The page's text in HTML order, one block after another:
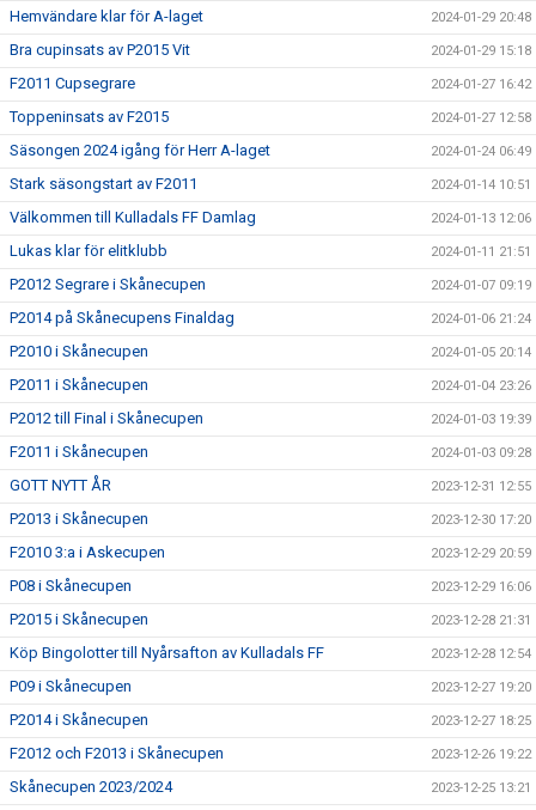
Hemvändare klar för A-laget 2024-01-29 20:48
Bra cupinsats av P2015 Vit 2024-01-29 15:18
F2011 Cupsegrare 2024-01-27 16:42
Toppeninsats av F2015 2024-01-27 12:58
Säsongen 2024 igång för Herr A-laget 2024-01-24 06:49
Stark säsongstart av F2011 2024-01-14 10:51
Välkommen till Kulladals FF Damlag 2024-01-13 12:06
Lukas klar för elitklubb 2024-01-11 21:51
P2012 Segrare i Skånecupen 2024-01-07 09:19
P2014 på Skånecupens Finaldag 2024-01-06 21:24
P2010 i Skånecupen 2024-01-05 20:14
P2011 i Skånecupen 2024-01-04 23:26
P2012 till Final i Skånecupen 2024-01-03 19:39
F2011 i Skånecupen 2024-01-03 09:28
GOTT NYTT ÅR 2023-12-31 12:55
P2013 i Skånecupen 2023-12-30 17:20
F2010 3:a i Askecupen 2023-12-29 20:59
P08 i Skånecupen 2023-12-29 16:06
P2015 i Skånecupen 2023-12-28 21:31
Köp Bingolotter till Nyårsafton av Kulladals FF 2023-12-28 12:54
P09 i Skånecupen 2023-12-27 19:20
P2014 i Skånecupen 2023-12-27 18:25
F2012 och F2013 i Skånecupen 2023-12-26 19:22
Skånecupen 2023/2024 2023-12-25 13:21